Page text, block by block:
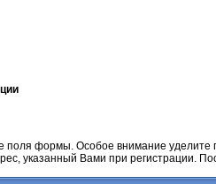
поля формы. Особое внимание уделите
указанный Вами при регистрации.